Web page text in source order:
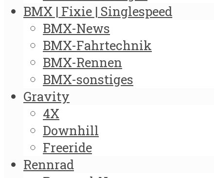
BMX | Fixie | Singlespeed
BMX-News
BMX-Fahrtechnik
BMX-Rennen
BMX-sonstiges
Gravity
4X
Downhill
Freeride
Rennrad